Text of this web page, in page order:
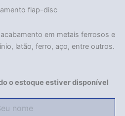
flap-disc
em metais ferrosos e
latão, ferro, aço, entre outros.
o estoque estiver disponível